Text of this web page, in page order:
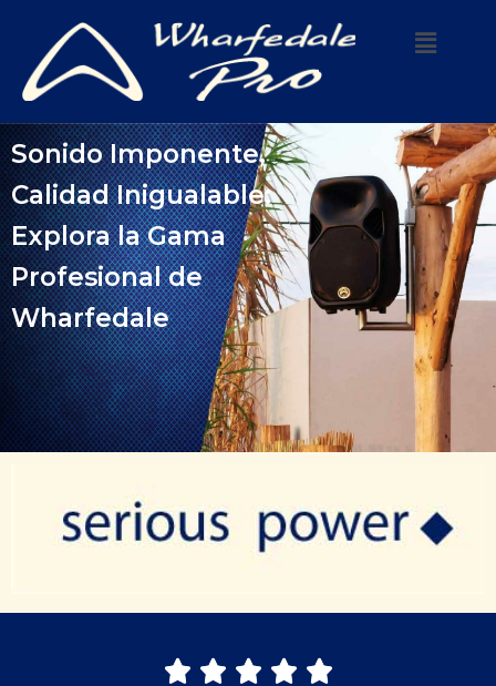
Sonido Imponente,
Calidad Inigualable:
Explora la Gama
Profesional de
Wharfedale
    